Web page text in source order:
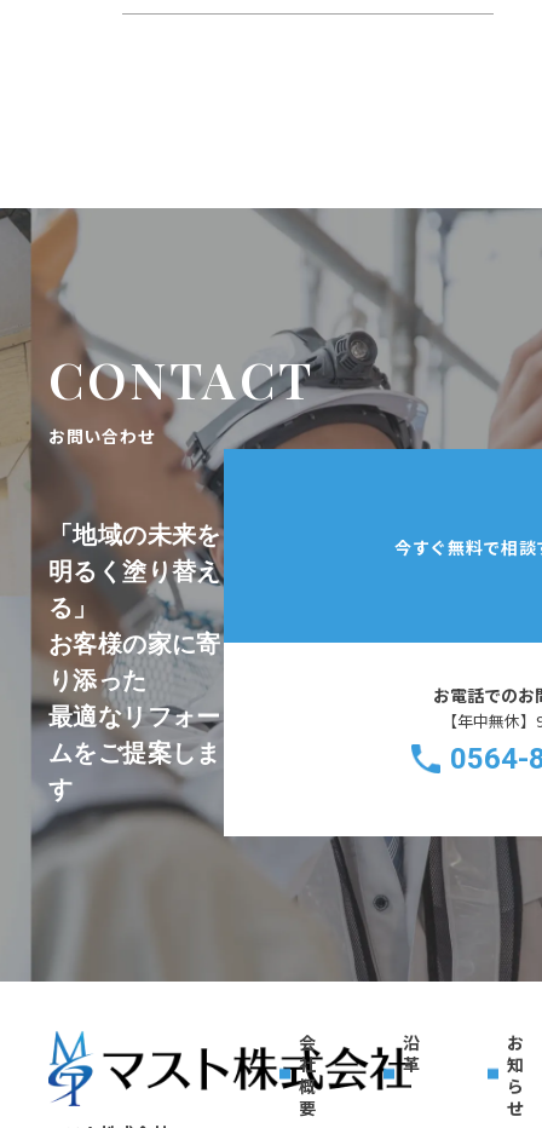
CONTACT
お問い合わせ
「地域の未来を
明るく塗り替え
る」
お客様の家に寄
り添った
最適なリフォー
ムをご提案しま
す
今すぐ無料で相談
お電話でのお
【年中無休
0564-
会
社
概
要
沿
革
お
知
ら
せ